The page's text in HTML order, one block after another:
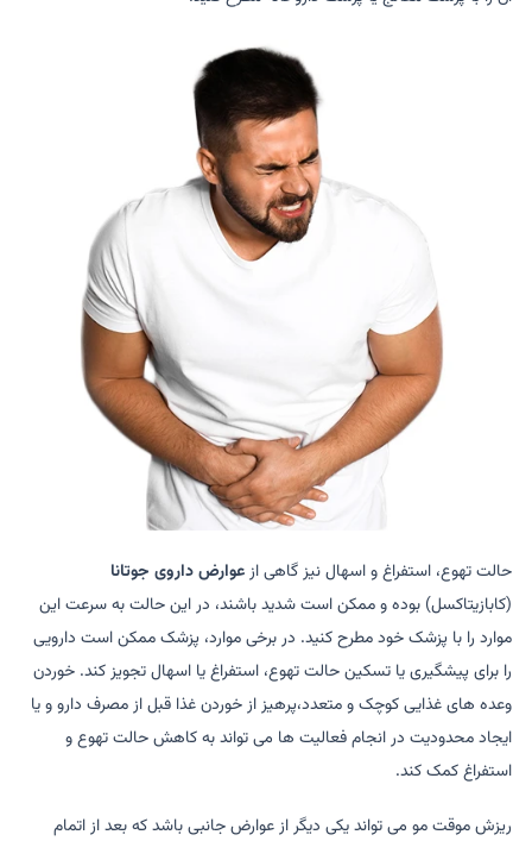
حالت تهوع، استفراغ و اسهال نیز گاهی ازعوارض داروی جوتانا
(کابازیتاکسل) بوده و ممکن است شدید باشند، در این حالت به سرعت این
موارد را با پزشک خود مطرح کنید. در برخی موارد، پزشک ممکن است دارویی
را برای پیشگیری یا تسکین حالت تهوع، استفراغ یا اسهال تجویز کند. خوردن
وعده های غذایی کوچک و متعدد،پرهیز از خوردن غذا قبل از مصرف دارو و یا
ایجاد محدودیت در انجام فعالیت ها می تواند به کاهش حالت تهوع و
استفراغ کمک کند.
ریزش موقت مو می تواند یکی دیگر از عوارض جانبی باشد که بعد از اتمام